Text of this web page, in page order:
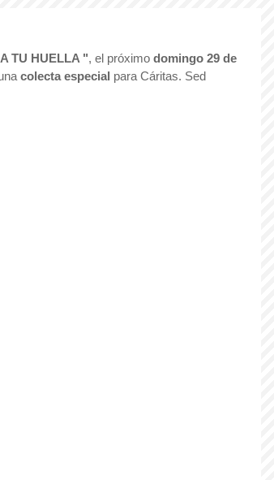
TU HUELLA ", el próximo domingo 29 de
colecta especial para Cáritas. Sed